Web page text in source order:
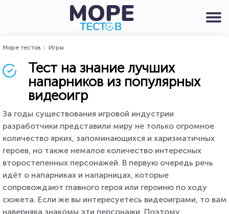
Море тестов Игры
Тест на знание лучших
напарников из популярных
видеоигр
За годы существования игровой индустрии
разработчики представили миру не только огромное
количество ярких, запоминающихся и харизматичных
героев, но также немалое количество интересных
второстепенных персонажей. В первую очередь речь
идёт о напарниках и напарницах, которые
сопровождают главного героя или героиню по ходу
сюжета. Если же вы интересуетесь видеоиграми, то вам
наверняка знакомы эти персонажи. Поэтому